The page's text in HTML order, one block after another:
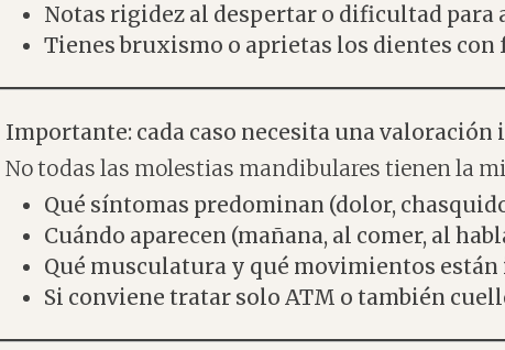
Notas rigidez al despertar o dificultad para
Tienes bruxismo o aprietas los dientes con
Importante: cada caso necesita una
No todas las molestias mandibulares tienen la
Qué síntomas predominan (dolor,
Cuándo aparecen (mañana, al comer, al
Qué musculatura y qué movimientos
Si conviene tratar solo ATM o también